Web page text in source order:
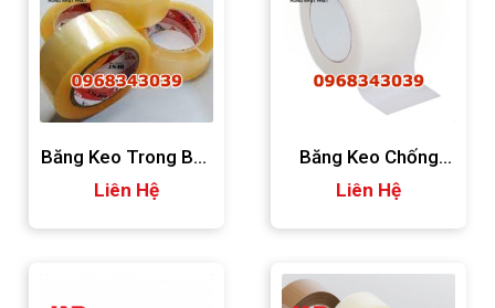
Băng Keo Trong Bản
Dày
Liên Hệ
Băng Keo Chống
Nước
Liên Hệ